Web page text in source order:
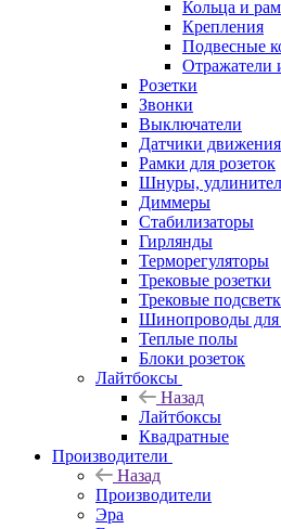
Кольца и
Крепления
Подвесные
Отражатели
Розетки
Звонки
Выключатели
Датчики движения
Рамки для розеток
Шнуры,
Диммеры
Стабилизаторы
Гирлянды
Терморегуляторы
Трековые розетки
Трековые
Шинопроводы для
Теплые полы
Блоки розеток
Лайтбоксы
Назад
Лайтбоксы
Квадратные
Производители
Назад
Производители
Эра